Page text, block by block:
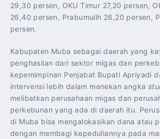
29,30 persen, OKU Timur 27,20 persen,
26,40 persen, Prabumulih 26,20 persen,
persen.
Kabupaten Muba sebagai daerah yang
penghasilan dari sektor migas dan
kepemimpinan Penjabat Bupati Apriyadi
intervensi lebih dalam menekan angka
melibatkan perusahaan migas dan
perkebunan yang ada di daerah itu.
di Muba bisa mengalokasikan dana atau
dengan membagi kepeduliannya pada